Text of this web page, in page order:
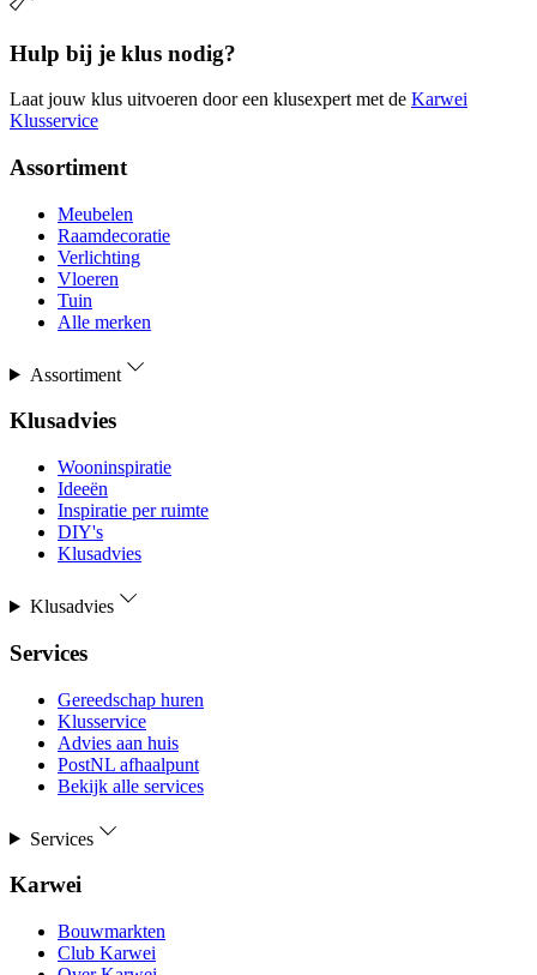
Hulp bij je klus nodig?
Laat jouw klus uitvoeren door een klusexpert met de Karwei
Klusservice
Assortiment
Meubelen
Raamdecoratie
Verlichting
Vloeren
Tuin
Alle merken
Assortiment
Klusadvies
Wooninspiratie
Ideeën
Inspiratie per ruimte
DIY's
Klusadvies
Klusadvies
Services
Gereedschap huren
Klusservice
Advies aan huis
PostNL afhaalpunt
Bekijk alle services
Services
Karwei
Bouwmarkten
Club Karwei